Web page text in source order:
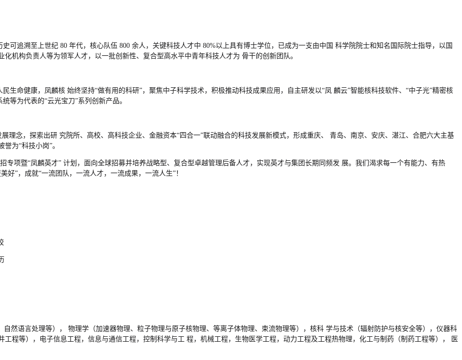
史可追溯至上世纪 80 年代，核心队伍 800 余人，关键科技人才中 80%以上具有博士学位，已成为一支由中国 科学院院士和知名国际院士指导，以国
化机构负责人等为领军人才，以一批创新性、复合型高水平中青年科技人才为 骨干的创新团队。
民生命健康，凤麟核 始终坚持“做有用的科研”，聚焦中子科学技术，积极推动科技成果应用，自主研发以“凤 麟云”智能核科技软件、“中子光”精密核
统等为代表的“云光宝刀”系列创新产品。
理念，探索出研 究院所、高校、高科技企业、金融资本“四合一”联动融合的科技发展新模式，形成重庆、 青岛、南京、安庆、湛江、合肥六大主基
誉为“科技小岗”。
专项暨“凤麟英才” 计划 ，面向全球招募并培养战略型、复合型卓越管理后备人才，实现英才与集团长期同频发 展。我们渴求每一个有能力、有热
好”，成就“一流团队，一流人才，一流成果，一流人生”！
自然语言处理等）， 物理学（加速器物理、粒子物理与原子核物理、等离子体物理、束流物理等），核科 学与技术（辐射防护与核安全等），仪器科
工程等），电子信息工程，信息与通信工程，控制科学与工 程，机械工程，生物医学工程，动力工程及工程热物理，化工与制药（制药工程等），
医